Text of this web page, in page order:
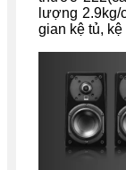
lượng
gian kệ tủ,